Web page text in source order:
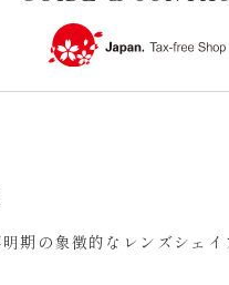
期の象徴的なレンズシェ